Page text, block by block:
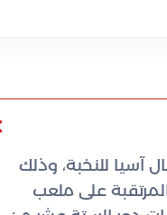
آسيا للنخبة، وذلك
على ملعب